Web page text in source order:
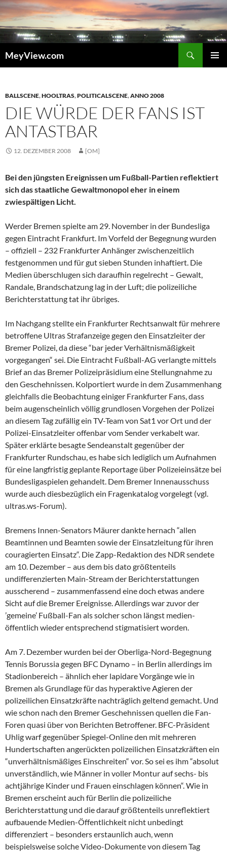
Zum
Inhalt
springen
MeyView.com
BALLSCENE,HOOLTRAS,POLITICALSCENE,ANNO 2008
DIE WÜRDE DER FANS IST
ANTASTBAR
12. DEZEMBER 2008 [OM]
Bei den jüngsten Ereignissen um Fußball-Partien reflektiert
sich das staatliche Gewaltmonopol eher in einem
zwiespältigen Licht.
Werder Bremen spielte am 29. November in der Bundesliga
gegen Eintracht Frankfurt. Im Vorfeld der Begegnung wurden
– offiziell – 232 Frankfurter Anhänger zwischenzeitlich
festgenommen und für gut sieben Stunden inhaftiert. Die
Medien überschlugen sich daraufhin regelrecht – Gewalt,
Randale, Brandschatzung lag in der Luft; die polizeiliche
Berichterstattung tat ihr übriges.
Im Nachgang stellte ein Frankfurter Rechtsanwalt für mehrere
betroffene Ultras Strafanzeige gegen den Einsatzleiter der
Bremer Polizei, da diese “bar jeder Verhältnismäßigkeit
vorgegangen“ sei. Die Eintracht Fußball-AG verlangte mittels
Brief an das Bremer Polizeipräsidium eine Stellungnahme zu
den Geschehnissen. Kolportiert wurde in dem Zusammenhang
gleichfalls die Beobachtung einiger Frankfurter Fans, dass
beim augenscheinlich völlig grundlosen Vorgehen der Polizei
an diesem Tag zufällig ein TV-Team von Sat1 vor Ort und der
Polizei-Einsatzleiter offenbar vom Sender verkabelt war.
Später erklärte besagte Sendeanstalt gegenüber der
Frankfurter Rundschau, es habe sich lediglich um Aufnahmen
für eine langfristig geplante Reportage über Polizeieinsätze bei
Bundesligaspielen gehandelt. Dem Bremer Innenausschuss
wurde auch diesbezüglich ein Fragenkatalog vorgelegt (vgl.
ultras.ws-Forum).
Bremens Innen-Senators Mäurer dankte hernach “allen
Beamtinnen und Beamten sowie der Einsatzleitung für ihren
couragierten Einsatz“. Die Zapp-Redaktion des NDR sendete
am 10. Dezember – aus dem bis dato größtenteils
undifferenzierten Main-Stream der Berichterstattungen
ausscherend – zusammenfassend eine doch etwas andere
Sicht auf die Bremer Ereignisse. Allerdings war zuvor der
’gemeine’ Fußball-Fan als solcher schon längst medien-
öffentlich wieder entsprechend stigmatisiert worden.
Am 7. Dezember wurden bei der Oberliga-Nord-Begegnung
Tennis Borussia gegen BFC Dynamo – in Berlin allerdings im
Stadionbereich – ähnlich eher lapidare Vorgänge wie in
Bremen als Grundlage für das hyperaktive Agieren der
polizeilichen Einsatzkräfte nachträglich geltend gemacht. Und
wie schon nach den Bremer Geschehnissen quellen die Fan-
Foren quasi über von Berichten Betroffener. BFC-Präsident
Uhlig warf gegenüber Spiegel-Online den mit mehreren
Hundertschaften angerückten polizeilichen Einsatzkräften ein
“unverhältnismäßiges Einschreiten“ vor. So sei es ihm “absolut
unverständlich, wie Männer in voller Montur auf sechs- bis
achtjährige Kinder und Frauen einschlagen können“. Wie in
Bremen erscheint auch für Berlin die polizeiliche
Berichterstattung und die darauf größtenteils unreflektiert
aufbauende Medien-Öffentlichkeit nicht unbedingt
differenziert – besonders erstaunlich auch, wenn
beispielsweise solche Video-Dokumente von diesem Tag